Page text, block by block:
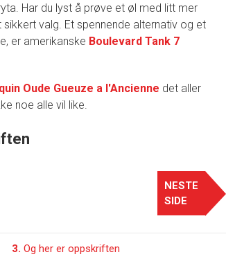
Har du lyst å prøve et øl med litt mer
sikkert valg. Et spennende alternativ og et
er amerikanske Boulevard Tank 7
Oude Gueuze a l'Ancienne det aller
noe alle vil like.
NESTE
SIDE
3. Og her er oppskriften